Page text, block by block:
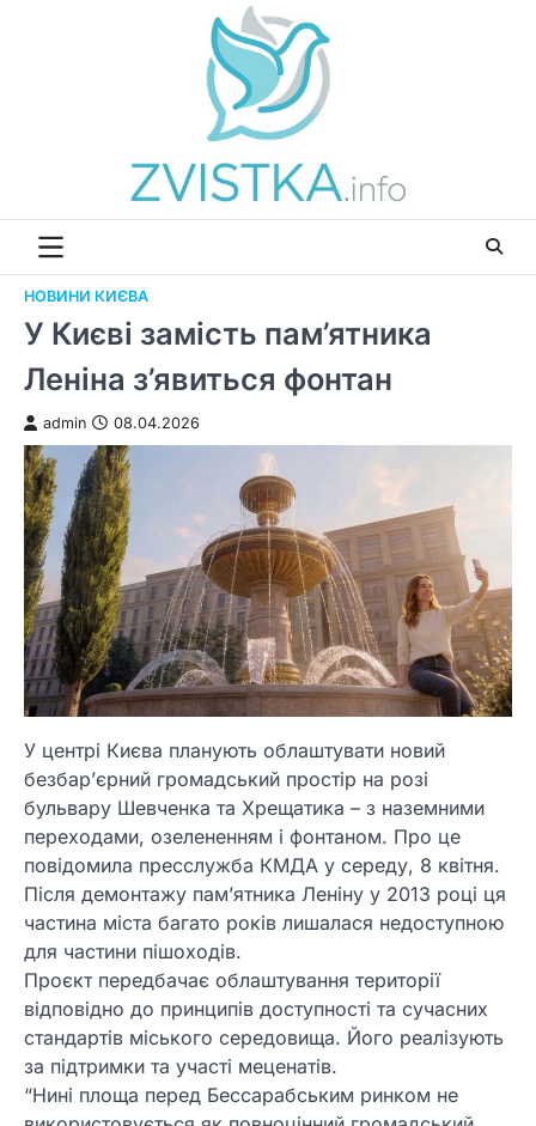
НОВИНИ КИЄВА
У Києві замість пам’ятника
Леніна з’явиться фонтан
admin 08.04.2026
У центрі Києва планують облаштувати новий
безбар’єрний громадський простір на розі
бульвару Шевченка та Хрещатика – з наземними
переходами, озелененням і фонтаном. Про це
повідомила пресслужба КМДА у середу, 8 квітня.
Після демонтажу пам’ятника Леніну у 2013 році ця
частина міста багато років лишалася недоступною
для частини пішоходів.
Проєкт передбачає облаштування території
відповідно до принципів доступності та сучасних
стандартів міського середовища. Його реалізують
за підтримки та участі меценатів.
“Нині площа перед Бессарабським ринком не